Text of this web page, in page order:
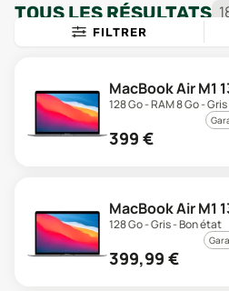
TOUS LES RÉSULTATS
FILTRER
MacBook Air M1
128 Go - RAM 8 Go -
399 €
MacBook Air M1
128 Go - Gris - Bon état
399,99 €